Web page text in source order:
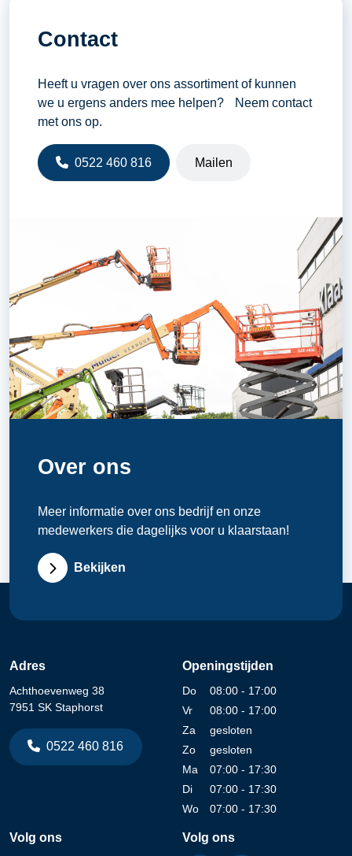
Contact
Heeft u vragen over ons assortiment of kunnen
we u ergens anders mee helpen? Neem contact
met ons op.
0522 460 816 Mailen
Over ons
Meer informatie over ons bedrijf en onze
medewerkers die dagelijks voor u klaarstaan!
Bekijken
Adres
Achthoevenweg 38
7951 SK Staphorst
0522 460 816
Openingstijden
Do
08:00 - 17:00
Vr
08:00 - 17:00
Za
gesloten
Zo
gesloten
Ma
07:00 - 17:30
Di
07:00 - 17:30
Wo
07:00 - 17:30
Volg ons Volg ons